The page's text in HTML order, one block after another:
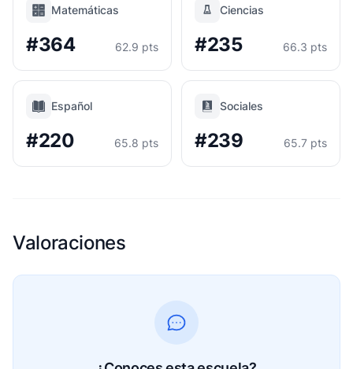
Matemáticas
#364 62.9 pts
Ciencias
#235 66.3 pts
Español
#220 65.8 pts
Sociales
#239 65.7 pts
Valoraciones